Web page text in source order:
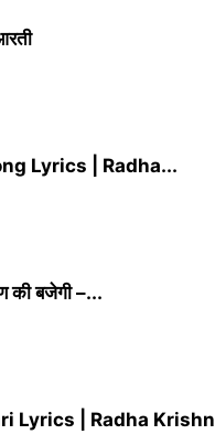
Lyrics | Radha...
बजेगी –...
Lyrics | Radha Krishn